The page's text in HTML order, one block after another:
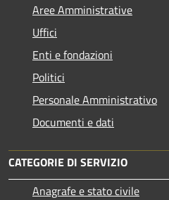
Aree Amministrative
Uffici
Enti e fondazioni
Politici
Personale Amministrativo
Documenti e dati
CATEGORIE DI SERVIZIO
Anagrafe e stato civile